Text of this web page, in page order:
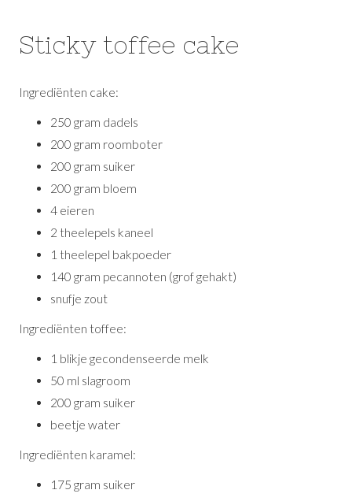
Sticky toffee cake
Ingrediënten cake:
250 gram dadels
200 gram roomboter
200 gram suiker
200 gram bloem
4 eieren
2 theelepels kaneel
1 theelepel bakpoeder
140 gram pecannoten (grof gehakt)
snufje zout
Ingrediënten toffee:
1 blikje gecondenseerde melk
50 ml slagroom
200 gram suiker
beetje water
Ingrediënten karamel:
175 gram suiker